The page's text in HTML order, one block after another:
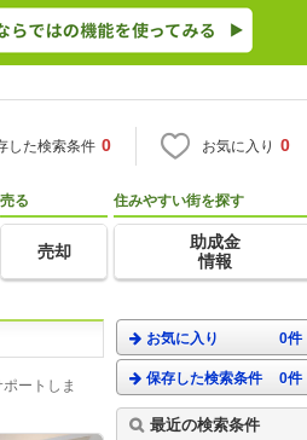
した検索条件 0 お気に入り 0
売る
売却
住みやすい街を探す
助成金
情報
ートしま
お気に入り 0件
保存した検索条件 0件
最近の検索条件